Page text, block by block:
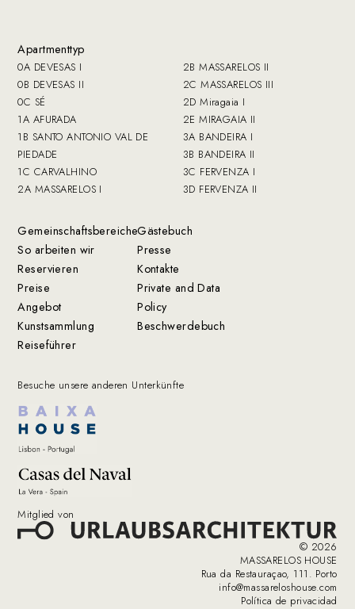
Apartmenttyp
0A DEVESAS I
0B DEVESAS II
0C SÉ
1A AFURADA
1B SANTO ANTONIO VAL DE
PIEDADE
1C CARVALHINO
2A MASSARELOS I
2B MASSARELOS II
2C MASSARELOS III
2D Miragaia I
2E MIRAGAIA II
3A BANDEIRA I
3B BANDEIRA II
3C FERVENZA I
3D FERVENZA II
Gemeinschaftsbereiche
So arbeiten wir
Reservieren
Preise
Angebot
Kunstsammlung
Reiseführer
Gästebuch
Presse
Kontakte
Private and Data
Policy
Beschwerdebuch
Besuche unsere anderen Unterkünfte
Mitglied von
© 2026
MASSARELOS HOUSE
Rua da Restauraçao, 111. Porto
info@massareloshouse.com
Política de privacidad